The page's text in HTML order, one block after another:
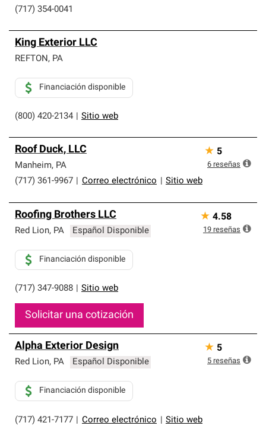
(717) 354-0041
King Exterior LLC
REFTON, PA
(800) 420-2134 Sitio web
Financiación disponible
Roof Duck, LLC
Manheim, PA
(717) 361-9967
Correo electrónico Sitio web
★ 5
6 reseñas
Roofing Brothers LLC
Red Lion, PA Español Disponible
(717) 347-9088 Sitio web
Financiación disponible
Solicitar una cotización
★ 4.58
19 reseñas
Alpha Exterior Design
Red Lion, PA Español Disponible
(717) 421-7177 Correo electrónico Sitio web
Financiación disponible
★ 5
5 reseñas